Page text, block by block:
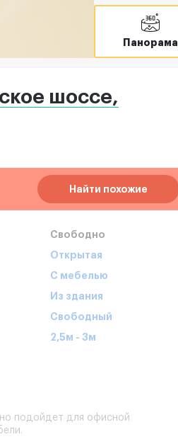
Панорама
шоссе,
Найти похожие
Свободно
Открытая
С мебелью
Из здания
Свободный
2,5м - 3м
подойдет для офисной